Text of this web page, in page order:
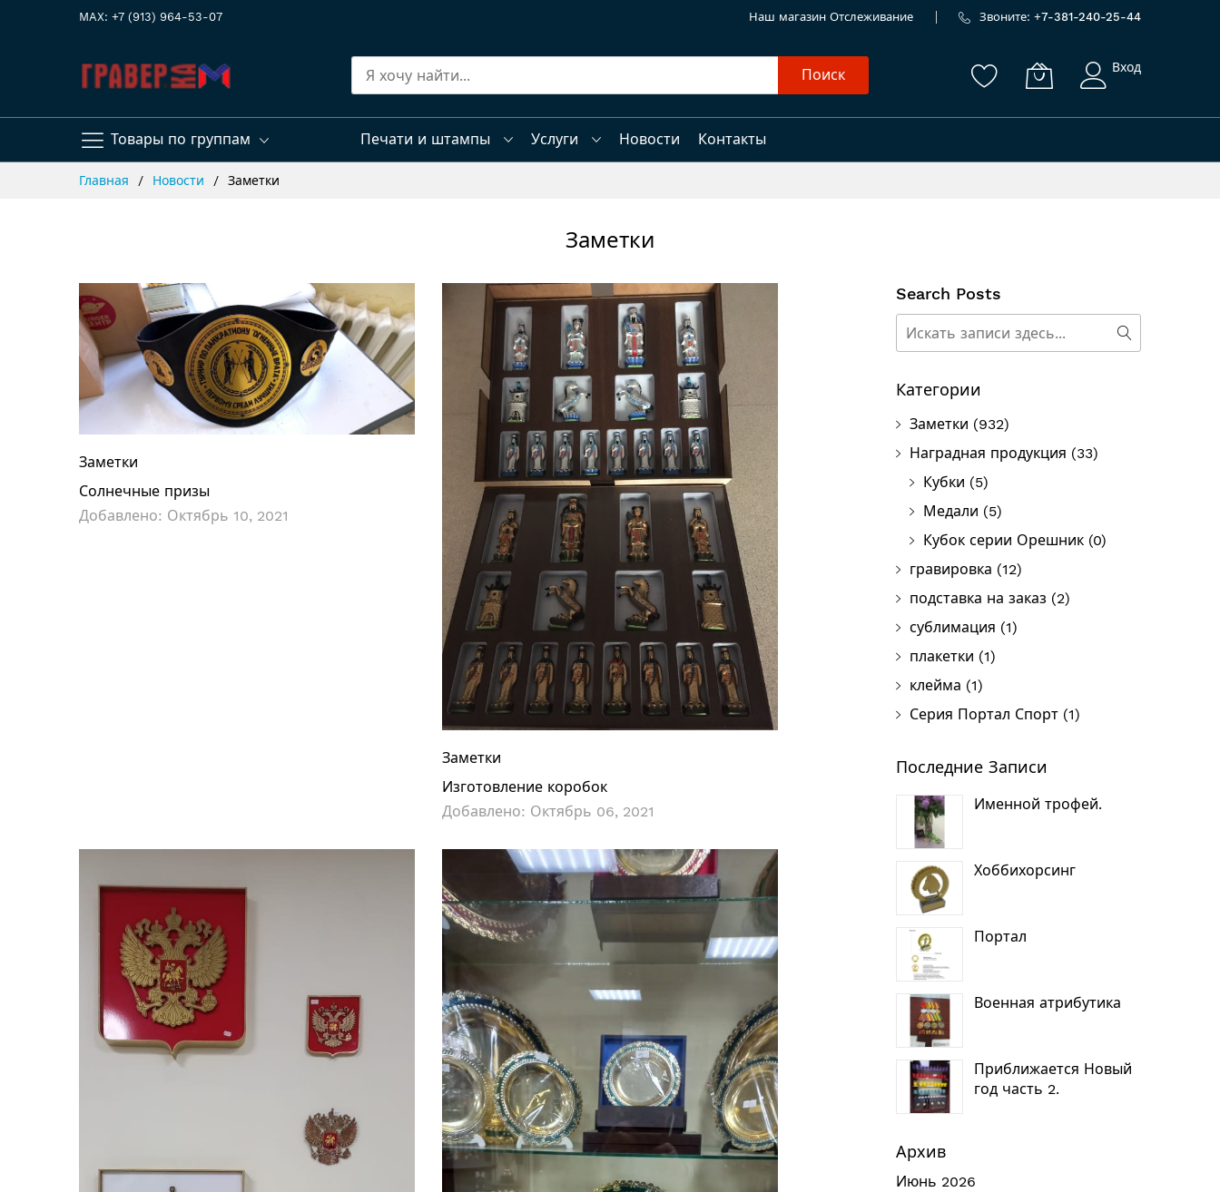
MAX: +7 (913) 964-53-07 Наш магазин Отслеживание Звоните: +7-381-240-25-44
Товары по группам
Поиск Вход
Печати и штампы Услуги Новости
Контакты
Главная Новости Заметки
Заметки
Заметки
Солнечные призы
Добавлено: Октябрь 10, 2021
Заметки
Изготовление коробок
Добавлено: Октябрь 06, 2021
Search Posts
Поиск
Категории
Заметки (932)
Наградная продукция (33)
Кубки (5)
Медали (5)
Кубок серии Орешник (0)
гравировка (12)
подставка на заказ (2)
сублимация (1)
плакетки (1)
клейма (1)
Серия Портал Спорт (1)
Последние Записи
Именной трофей.
Хоббихорсинг
Портал
Военная атрибутика
Приближается Новый
год часть 2.
Архив
Июнь 2026